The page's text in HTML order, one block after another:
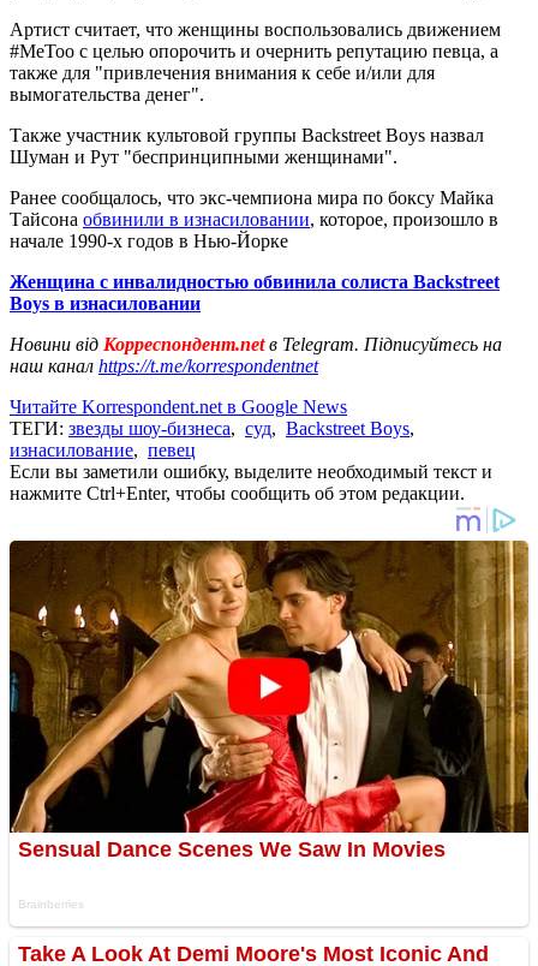
Артист считает, что женщины воспользовались движением
#MeToo с целью опорочить и очернить репутацию певца, а
также для "привлечения внимания к себе и/или для
вымогательства денег".
Также участник культовой группы Backstreet Boys назвал
Шуман и Рут "беспринципными женщинами".
Ранее сообщалось, что экс-чемпиона мира по боксу Майка
Тайсона обвинили в изнасиловании, которое, произошло в
начале 1990-х годов в Нью-Йорке
Женщина с инвалидностью обвинила солиста Backstreet
Boys в изнасиловании
Новини від Корреспондент.netв Telegram. Підписуйтесь на
наш канал https://t.me/korrespondentnet
Читайте Korrespondent.net в Google News
ТЕГИ: звезды шоу-бизнеса, суд, Backstreet Boys,
изнасилование, певец
Если вы заметили ошибку, выделите необходимый текст и
нажмите Ctrl+Enter, чтобы сообщить об этом редакции.